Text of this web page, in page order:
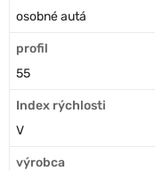
osobné autá
profil
55
Index rýchlosti
V
výrobca